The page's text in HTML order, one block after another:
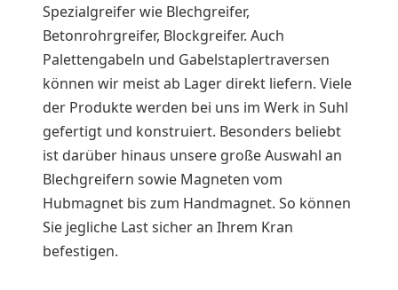
Spezialgreifer wie Blechgreifer,
Betonrohrgreifer, Blockgreifer. Auch
Palettengabeln und Gabelstaplertraversen
können wir meist ab Lager direkt liefern. Viele
der Produkte werden bei uns im Werk in Suhl
gefertigt und konstruiert. Besonders beliebt
ist darüber hinaus unsere große Auswahl an
Blechgreifern sowie Magneten vom
Hubmagnet bis zum Handmagnet. So können
Sie jegliche Last sicher an Ihrem Kran
befestigen.